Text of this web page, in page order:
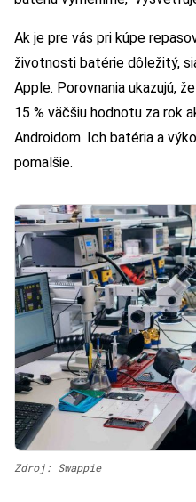
Ak je pre vás pri kúpe
životnosti batérie dôležitý,
Apple. Porovnania ukazujú,
15 % väčšiu hodnotu za rok
Androidom. Ich batéria a
pomalšie.
Zdroj: Swappie